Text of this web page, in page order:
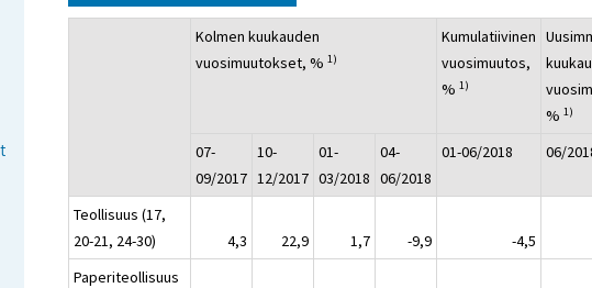
Kolmen kuukauden
vuosimuutokset, %1)
Kumulatiivinen
vuosimuutos,
%1)
%1)
07-
09/2017
10-
12/2017
01-
03/2018
04-
06/2018
01-06/2018 06/
Teollisuus (17,
20-21, 24-30)
4,3 22,9 1,7 -9,9 -4,5
Paperiteollisuus